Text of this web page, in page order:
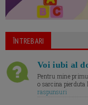
ÎNTREBARI
Voi iubi al
Pentru mine
o sarcina pierduta
raspunsuri